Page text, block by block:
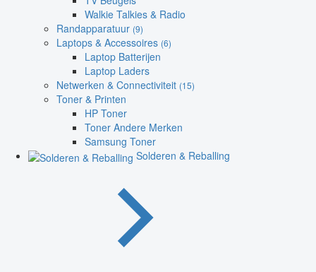
Walkie Talkies & Radio
Randapparatuur (9)
Laptops & Accessoires (6)
Laptop Batterijen
Laptop Laders
Netwerken & Connectiviteit (15)
Toner & Printen
HP Toner
Toner Andere Merken
Samsung Toner
Solderen & Reballing